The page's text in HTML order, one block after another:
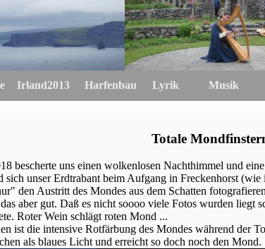
Irland2013 Harfenbau Lyrik Musik
Totale
bescherte uns einen wolkenlosen Nachthimmel und
sich unser Erdtrabant beim Aufgang in Freckenhorst
den Austritt des Mondes aus dem Schatten
aber gut. Daß es nicht soooo viele Fotos wurden liegt
Roter Wein schlägt roten Mond ...
ist die intensive Rotfärbung des Mondes während der
als blaues Licht und erreicht so doch noch den Mond.